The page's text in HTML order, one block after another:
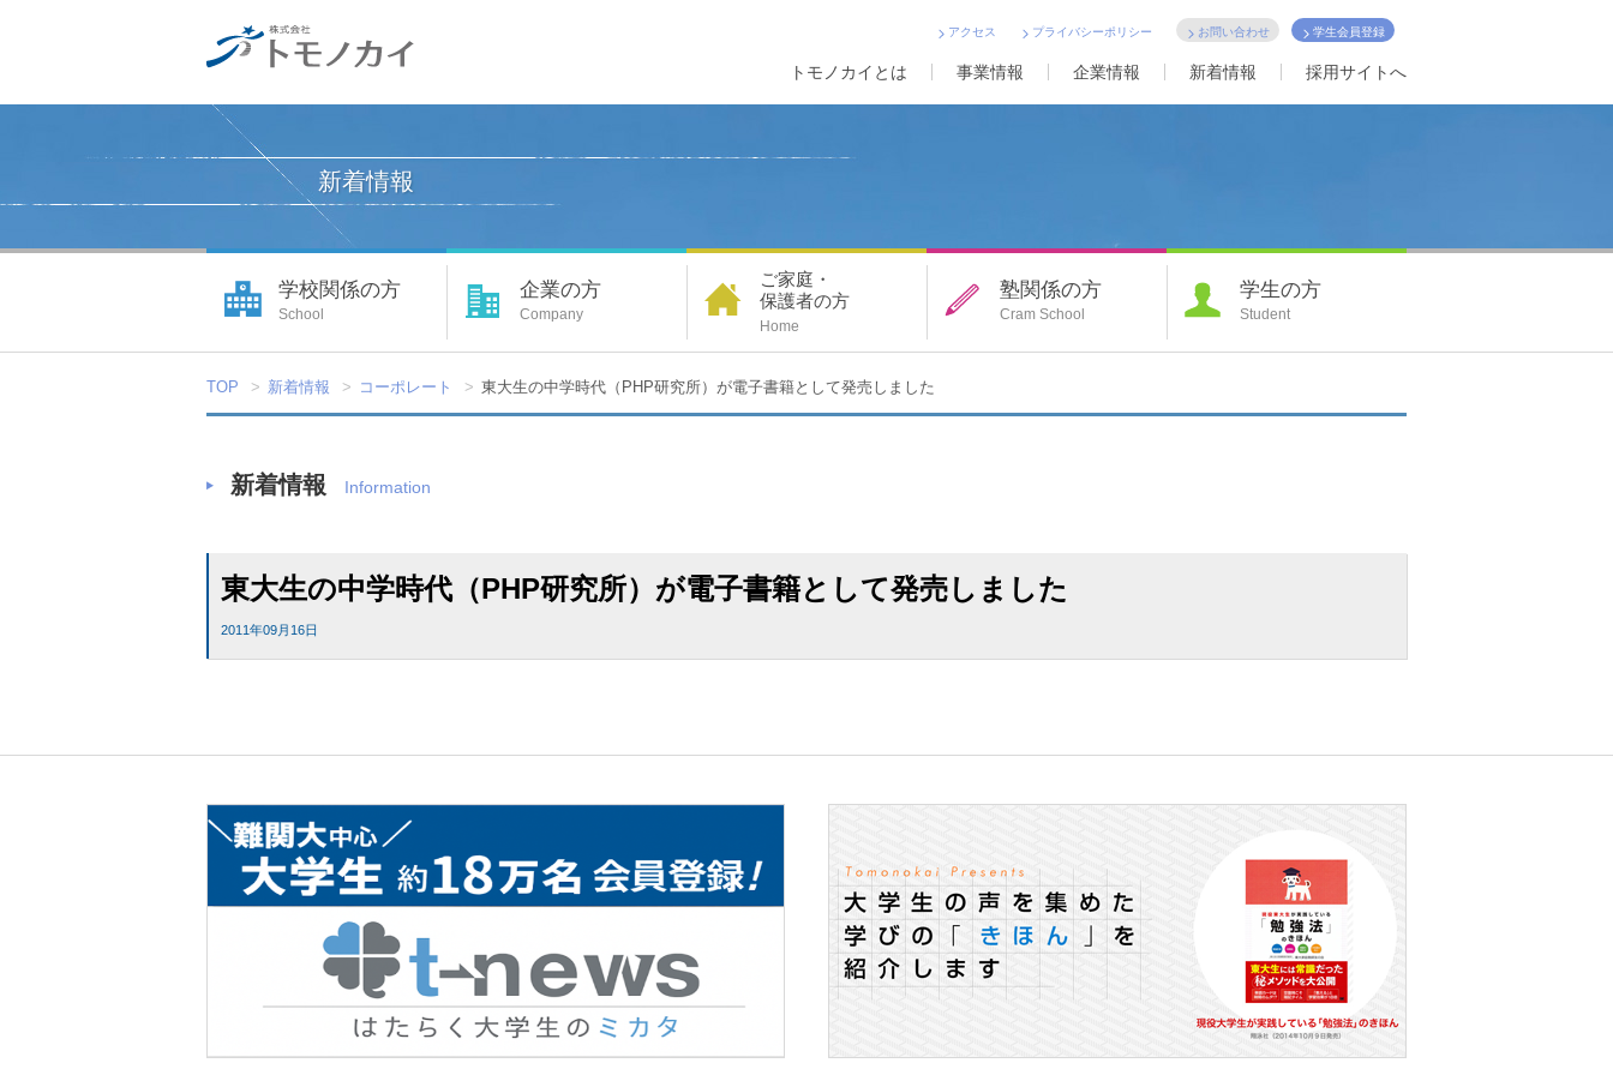
アクセス プライバシーポリシー お問い合わせ 学生会員登録
トモノカイとは 事業情報 企業情報 新着情報 採用サイトへ
新着情報
学校関係の方
School
企業の方
Company
ご家庭・
保護者の方
Home
塾関係の方
Cram School
学生の方
Student
TOP 新着情報 コーポレート 東大生の中学時代（PHP研究所）が電子書籍として発売しました
新着情報 Information
東大生の中学時代（PHP研究所）が電子書籍として発売しました
2011年09月16日